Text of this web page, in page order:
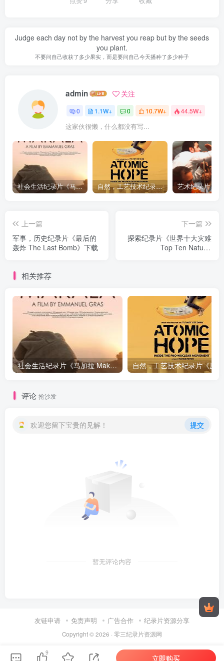
Judge each day not by the harvest you reap but by the seeds
you plant.
不要问自己收获了多少果实，而是要问自己今天播种了多少种子
admin 关注
0 1.1W+ 0 10.7W+ 44.5W+
这家伙很懒，什么都没有写...
社会生活纪录片《马加拉 Makala》下载 自然，工艺技术纪录片《原子能的希望 Atomic Hope – Inside the Pro-Nuclear Movement》下载
上一篇
军事，历史纪录片《最后的
轰炸 The Last Bomb》下载
下一篇
探索纪录片《世界十大灾难
Top Ten Natural
相关推荐
社会生活纪录片《马加拉 Makala》下载
评论 抢沙发
欢迎您留下宝贵的见解！ 提交
暂无评论内容
友链申请 免责声明 广告合作 纪录片资源分享
Copyright © 2026 · 零三纪录片资源网
9
立即购买